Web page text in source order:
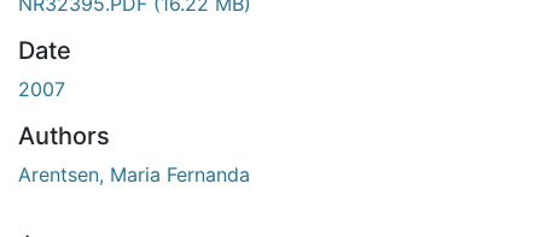
Date
2007
Authors
Arentsen, Maria Fernanda